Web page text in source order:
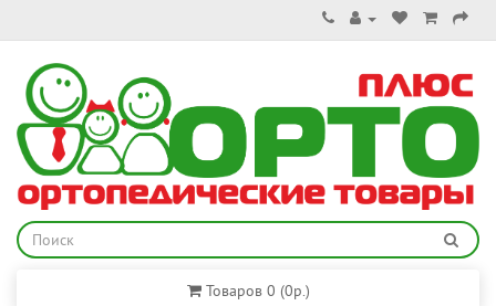
Товаров 0 (0р.)